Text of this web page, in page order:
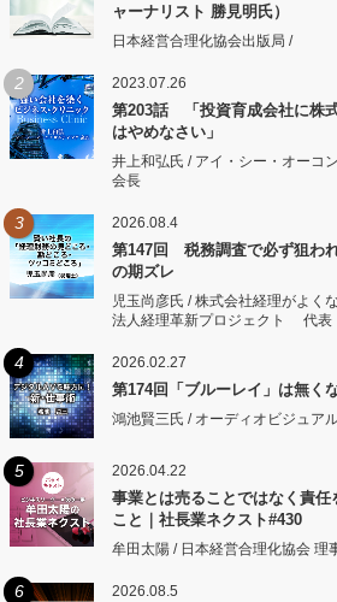
ャーナリスト 勝見明氏）
日本経営合理化協会出版局 /
2 2023.07.26
第203話 「投資育成会社に株
はやめなさい」
井上和弘氏 / アイ・シー・オーコ
会長
3 2026.08.4
第147回 税務調査で必ず狙わ
の期ズレ
児玉尚彦氏 / 株式会社経理がよく
法人経理革新プロジェクト 代表
4 2026.02.27
第174回「ブルーレイ」は無く
鴻池賢三氏 / オーディオビジュア
5 2026.04.22
事業とは売ることではなく責任
こと｜社長業ネクスト#430
牟田太陽 / 日本経営合理化協会 理
6 2026.08.5